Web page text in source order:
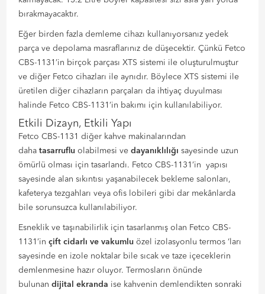
bırakmayacaktır.
Eğer birden fazla demleme cihazı kullanıyorsanız yedek
parça ve depolama masraflarınız de düşecektir. Çünkü Fetco
CBS-1131’in birçok parçası XTS sistemi ile oluşturulmuştur
ve diğer Fetco cihazları ile aynıdır. Böylece XTS sistemi ile
üretilen diğer cihazların parçaları da ihtiyaç duyulması
halinde Fetco CBS-1131’in bakımı için kullanılabiliyor.
Etkili Dizayn, Etkili Yapı
Fetco CBS-1131 diğer kahve makinalarından
dahatasarruflu olabilmesi vedayanıklılığı sayesinde uzun
ömürlü olması için tasarlandı. Fetco CBS-1131’in yapısı
sayesinde alan sıkıntısı yaşanabilecek bekleme salonları,
kafeterya tezgahları veya ofis lobileri gibi dar mekânlarda
bile sorunsuzca kullanılabiliyor.
Esneklik ve taşınabilirlik için tasarlanmış olan Fetco CBS-
1131’inçift cidarlı ve vakumlu özel izolasyonlu termos ‘ları
sayesinde en izole noktalar bile sıcak ve taze içeceklerin
demlenmesine hazır oluyor. Termosların önünde
bulunandijital ekranda ise kahvenin demlendikten sonraki